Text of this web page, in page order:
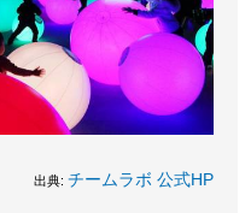
出典: チームラボ 公式HP